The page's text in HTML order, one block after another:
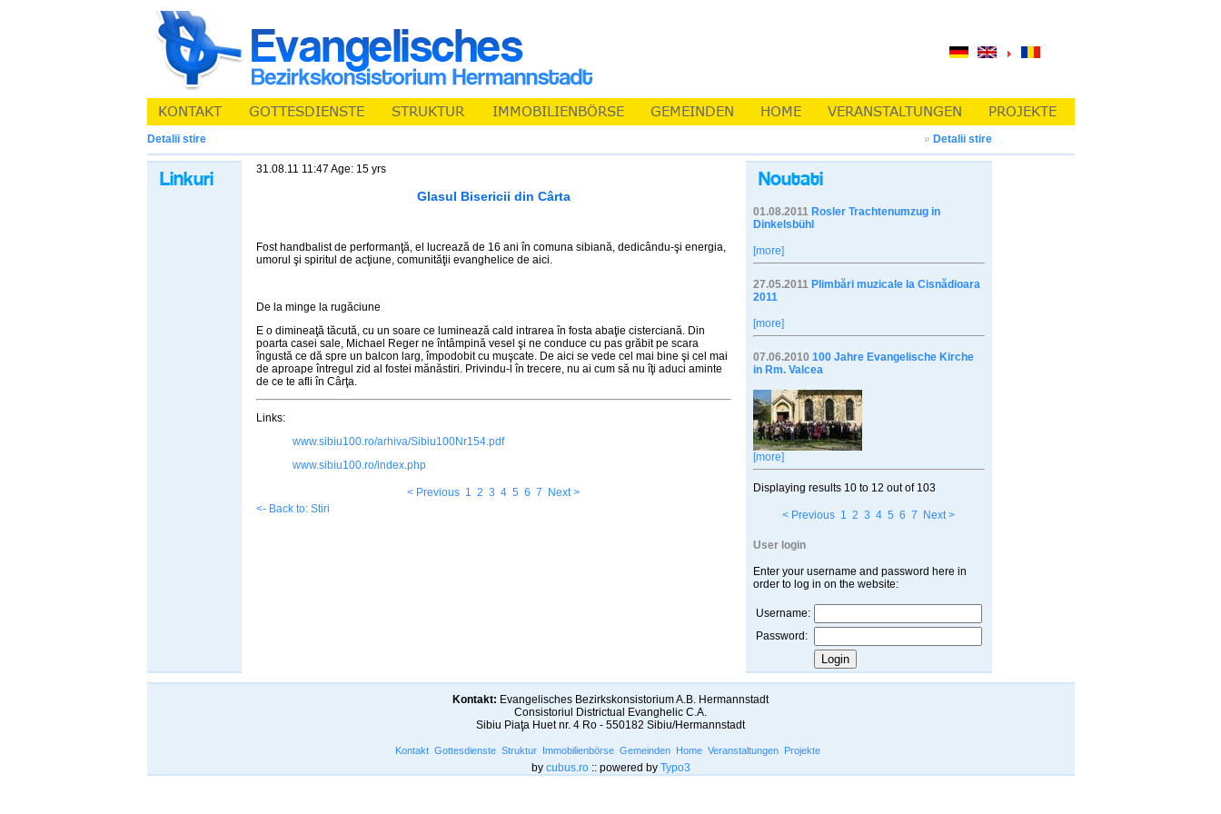
Detalii stire » Detalii stire
31.08.11 11:47 Age: 15 yrs
Glasul Bisericii din Cârta
Fost handbalist de performanţă, el lucrează de 16 ani în comuna sibiană, dedicându-şi energia,
umorul şi spiritul de acţiune, comunităţii evanghelice de aici.
De la minge la rugăciune
E o dimineaţă tăcută, cu un soare ce luminează cald intrarea în fosta abaţie cisterciană. Din
poarta casei sale, Michael Reger ne întâmpină vesel şi ne conduce cu pas grăbit pe scara
îngustă ce dă spre un balcon larg, împodobit cu muşcate. De aici se vede cel mai bine şi cel mai
de aproape întregul zid al fostei mănăstiri. Privindu-l în trecere, nu ai cum să nu îţi aduci aminte
de ce te afli în Cârţa.
Links:
www.sibiu100.ro/arhiva/Sibiu100Nr154.pdf
www.sibiu100.ro/index.php
< Previous 1 2 3 4 5 6 7
Next >
<- Back to: Stiri
01.08.2011 Rosler Trachtenumzug in
Dinkelsbühl
[more]
27.05.2011 Plimbări muzicale la Cisnădioara
2011
[more]
07.06.2010 100 Jahre Evangelische Kirche
in Rm. Valcea
[more]
Displaying results 10 to 12 out of 103
< Previous 1 2 3 4 5 6 7 Next >
User login
Enter your username and password here in
order to log in on the website:
Username:
Password:
Kontakt: Evangelisches Bezirkskonsistorium A.B. Hermannstadt
Consistoriul Districtual Evanghelic C.A.
Sibiu Piaţa Huet nr. 4 Ro - 550182 Sibiu/Hermannstadt
Kontakt Gottesdienste Struktur Immobilienbörse Gemeinden Home Veranstaltungen Projekte
by cubus.ro:: powered by Typo3